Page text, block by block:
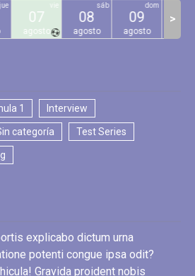
jue
07
agosto
vie
08
agosto
sáb
09
agosto
dom
>
1 Interview
categoría Test Series
explicabo dictum urna
potenti congue ipsa odit?
Gravida proident nobis